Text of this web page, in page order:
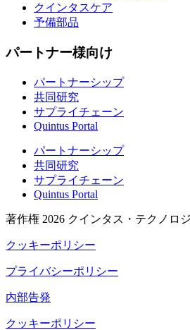
クインタスケア
予備部品
パートナー様向け
パートナーシップ
共同研究
サプライチェーン
Quintus Portal
パートナーシップ
共同研究
サプライチェーン
Quintus Portal
著作権 2026 クインタス・テクノロ
クッキーポリシー
プライバシーポリシー
内部告発
クッキーポリシー